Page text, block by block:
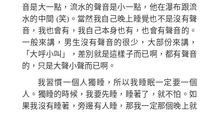
音是大一點，流水的聲音是小一點，他在瀑布跟流
水的中間 (笑)。當然我自己晚上睡覺也不是沒有聲
音，我也會有，我自己本身也有，也會有聲音的。
一般來講，男生沒有聲音的很少，大部份來講，
「大呼小叫」，差別就是這樣子而已啊，都有聲音
的，只是大聲小聲而已啊。
我習慣一個人獨睡，所以我睡眠一定要一個
人。獨睡的時候，我要先睡，睡著了，就不怕。如
果我沒有睡著，旁邊有人睡，那我一定那個 晚上就